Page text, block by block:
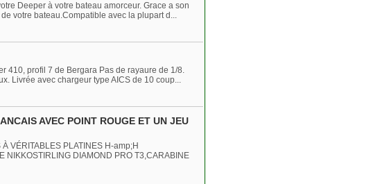
Deeper à votre bateau amorceur. Grace a son
votre bateau.Compatible avec la plupart d...
410, profil 7 de Bergara Pas de rayaure de 1/8.
Livrée avec chargeur type AICS de 10 coup...
AVEC POINT ROUGE ET UN JEU
VÉRITABLES PLATINES H-amp;H
NIKKOSTIRLING DIAMOND PRO T3,CARABINE